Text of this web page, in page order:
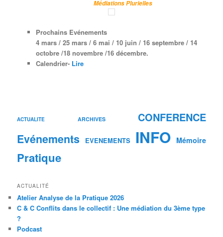
Médiations Plurielles
Prochains Evénements
4 mars / 25 mars / 6 mai / 10 juin / 16 septembre / 14
octobre /18 novembre /16 décembre.
Calendrier- Lire
ACTUALITE ARCHIVES CONFERENCE
Evénements EVENEMENTS INFO Mémoire
Pratique
ACTUALITÉ
Atelier Analyse de la Pratique 2026
C & C Conflits dans le collectif : Une médiation du 3ème type
?
Podcast